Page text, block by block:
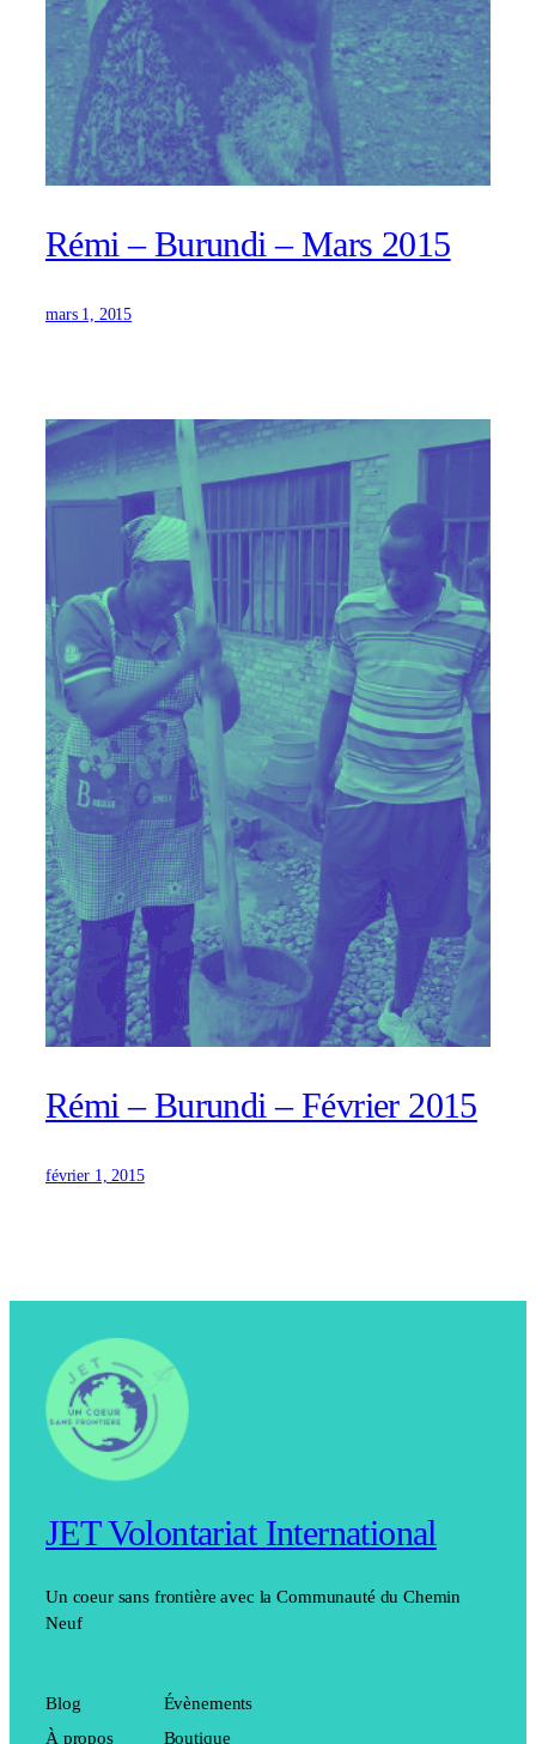
Rémi – Burundi – Mars 2015
mars 1, 2015
Rémi – Burundi – Février 2015
février 1, 2015
JET Volontariat International
Un coeur sans frontière avec la Communauté du Chemin
Neuf
Blog
À propos
Évènements
Boutique